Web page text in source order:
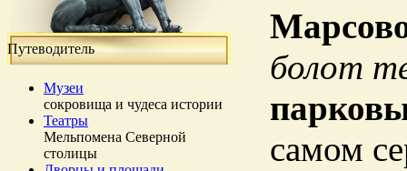
Путеводитель
Музеи
сокровища и чудеса истории
Театры
Мельпомена Северной
столицы
болот
самом